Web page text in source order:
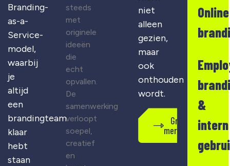
Branding-
as-a-
Service-
model,
waarbij
je
altijd
een
brandingteam
klaar
hebt
staan
steeds
met
originele
ideeën
die
echt
opvallen.
De
samenwerking
verloopt
soepel,
creatief
en
niet
alleen
gezien,
maar
ook
onthouden
wordt.
Gratis
merkscan
Online
&
intern